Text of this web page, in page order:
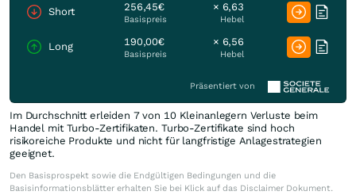
Short 256,45€
Basispreis
× 6,63
Hebel
Long 190,00€
Basispreis
× 6,56
Hebel
Präsentiert von
Im Durchschnitt erleiden 7 von 10 Kleinanlegern Verluste beim
Handel mit Turbo-Zertifikaten. Turbo-Zertifikate sind hoch
risikoreiche Produkte und nicht für langfristige Anlagestrategien
geeignet.
Den Basisprospekt sowie die Endgültigen Bedingungen und die
Basisinformationsblätter erhalten Sie bei Klick auf das Disclaimer Dokument.